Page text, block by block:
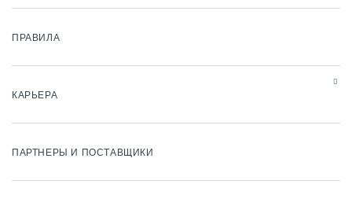
ПРАВИЛА
КАРЬЕРА
ПАРТНЕРЫ И ПОСТАВЩИКИ